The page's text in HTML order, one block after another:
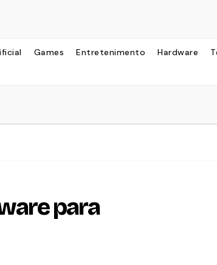
Games Entretenimento Hardware
para